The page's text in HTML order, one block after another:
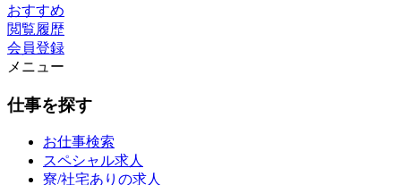
おすすめ
閲覧履歴
会員登録
メニュー
仕事を探す
お仕事検索
スペシャル求人
寮/社宅ありの求人